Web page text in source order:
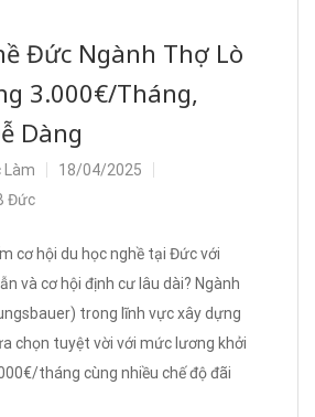
Đức Ngành Thợ Lò
3.000€/Tháng,
Dàng
Làm
18/04/2025
Đức
cơ hội du học nghề tại Đức với
và cơ hội định cư lâu dài? Ngành
trong lĩnh vực xây dựng
chọn tuyệt vời với mức lương khởi
tháng cùng nhiều chế độ đãi